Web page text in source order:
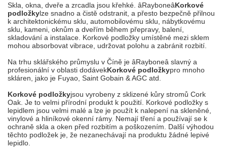
Skla, okna, dveře a zrcadla jsou křehké. âRayboneâKorkové
podložkylze snadno a čistě odstranit, a přesto bezpečně přilnou
k architektonickému sklu, automobilovému sklu, nábytkovému
sklu, kameni, oknům a dveřím během přepravy, balení,
skladování a instalace. Korkové podložky umístěné mezi sklem
mohou absorbovat vibrace, udržovat polohu a zabránit rozbití.
Na trhu sklářského průmyslu v Číně je âRayboneâ slavný a
profesionální v oblasti dodávekKorkové podložkypro mnoho
skláren, jako je Fuyao, Saint Gobain & AGC atd.
Korkové podložkyjsou vyrobeny z sklizené kůry stromů Cork
Oak. Je to velmi přírodní produkt k použití. Korkové podložky s
lepidlem jsou velmi malé a lze je použít k nalepení na skleněné,
vinylové a hliníkové okenní rámy. Nemají tření a používají se k
ochraně skla a oken před rozbitím a poškozením. Další výhodou
těchto podložek je, že nezanechávají na produktu žádné lepivé
lepidlo.